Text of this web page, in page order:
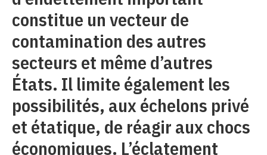
constitue un vecteur de
contamination des autres
secteurs et même d’autres
États. Il limite également les
possibilités, aux échelons privé
et étatique, de réagir aux chocs
économiques. L’éclatement